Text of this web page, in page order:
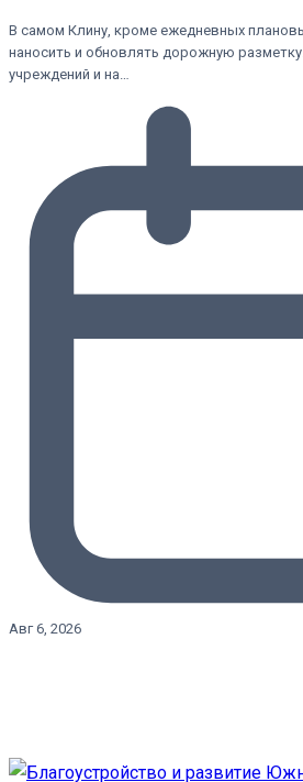
В самом Клину, кроме ежедневных
наносить и обновлять дорожную
учреждений и на…
Авг 6, 2026